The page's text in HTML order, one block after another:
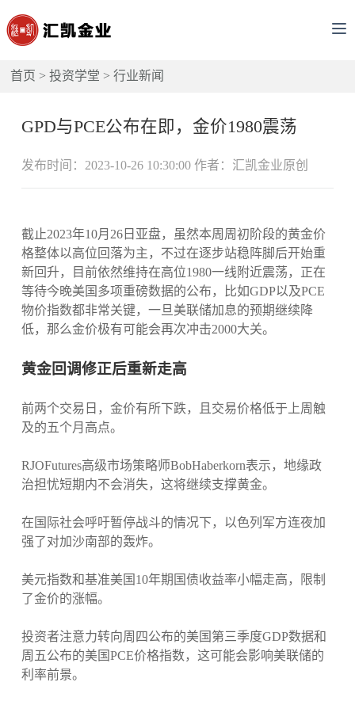
首页 >投资学堂 >行业新闻
GPD与PCE公布在即，金价1980震荡
发布时间：2023-10-26 10:30:00 作者：汇凯金业原创
截止2023年10月26日亚盘，虽然本周周初阶段的黄金价
格整体以高位回落为主，不过在逐步站稳阵脚后开始重
新回升，目前依然维持在高位1980一线附近震荡，正在
等待今晚美国多项重磅数据的公布，比如GDP以及PCE
物价指数都非常关键，一旦美联储加息的预期继续降
低，那么金价极有可能会再次冲击2000大关。
黄金回调修正后重新走高
前两个交易日，金价有所下跌，且交易价格低于上周触
及的五个月高点。
RJOFutures高级市场策略师BobHaberkorn表示，地缘政
治担忧短期内不会消失，这将继续支撑黄金。
在国际社会呼吁暂停战斗的情况下，以色列军方连夜加
强了对加沙南部的轰炸。
美元指数和基准美国10年期国债收益率小幅走高，限制
了金价的涨幅。
投资者注意力转向周四公布的美国第三季度GDP数据和
周五公布的美国PCE价格指数，这可能会影响美联储的
利率前景。